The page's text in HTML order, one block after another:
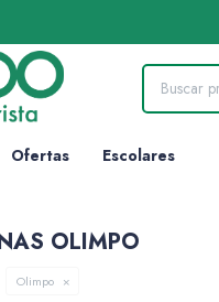
Ofertas Escolares
OLIMPO
Olimpo